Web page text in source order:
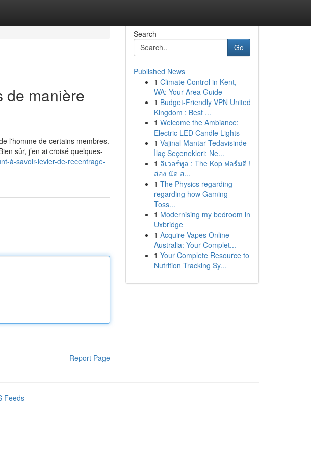
de manière
l'homme de certains membres.
sûr, j’en ai croisé quelques-
à-savoir-levier-de-recentrage-
Report Page
Search
Go
Published News
1 Climate Control in Kent,
WA: Your Area Guide
1 Budget-Friendly VPN United
Kingdom : Best ...
1 Welcome the Ambiance:
Electric LED Candle Lights
1 Vajinal Mantar Tedavisinde
İlaç Seçenekleri: Ne...
1 ลิเวอร์พูล : The Kop ฟอร์มดี !
ส่อง นัด ส...
1 The Physics regarding
regarding how Gaming
Toss...
1 Modernising my bedroom in
Uxbridge
1 Acquire Vapes Online
Australia: Your Complet...
1 Your Complete Resource to
Nutrition Tracking Sy...
Feeds